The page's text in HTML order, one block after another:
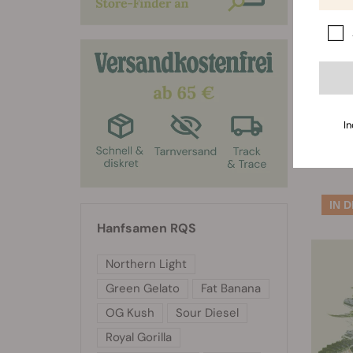
Hanfsamen RQS
Northern Light
Green Gelato
Fat Banana
OG Kush
Sour Diesel
Royal Gorilla